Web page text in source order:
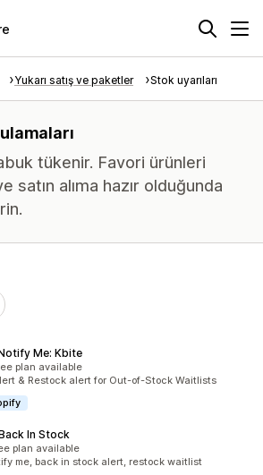
Yukarı satış ve paketler Stok uyarıları
tükenir. Favori ürünleri
satın alıma hazır olduğunda
Me: Kbite
plan available
& Restock alert for Out-of-Stock Waitlists
In Stock
plan available
me, back in stock alert, restock waitlist